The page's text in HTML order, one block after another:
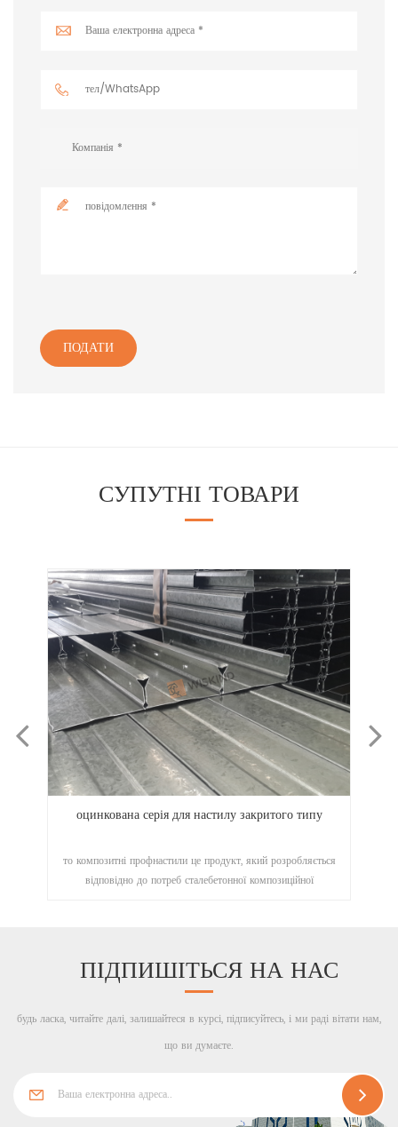
ПОДАТИ
СУПУТНІ ТОВАРИ
серія для настилу закритого типу
профнастили це продукт, який розробляється
до потреб сталебетонної композиційної
оцинкований настил
то Профнастили
розробляється
ПІДПИШІТЬСЯ НА НАС
будь ласка, читайте далі, залишайтеся в курсі, підписуйтесь, і ми раді вітати нам,
що ви думаєте.